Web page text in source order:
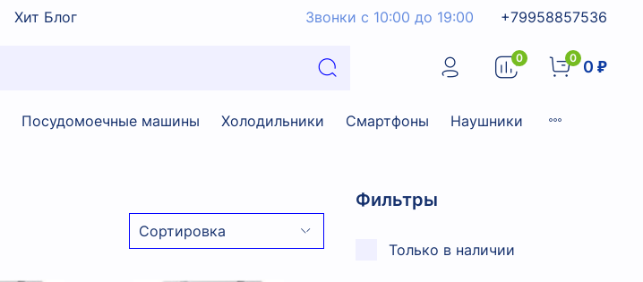
Хит Блог Звонки с 10:00 до 19:00 +79958857536
0 0 0 ₽
Посудомоечные машины Холодильники Смартфоны Наушники
Фильтры
Только в наличии